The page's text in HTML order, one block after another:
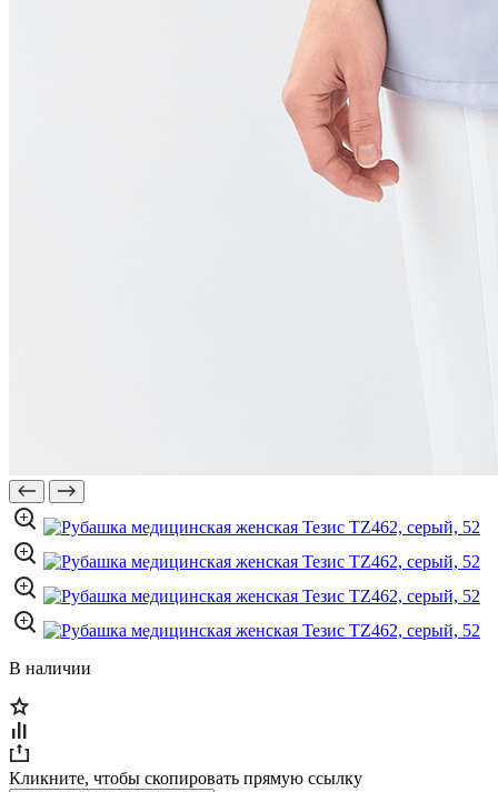
В наличии
Кликните, чтобы скопировать прямую ссылку